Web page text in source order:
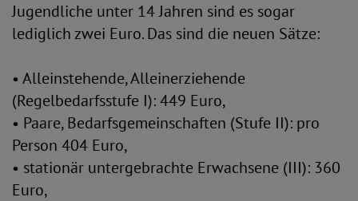
Jugendliche unter 14 Jahren sind es sogar
lediglich zwei Euro. Das sind die neuen Sätze:
• Alleinstehende, Alleinerziehende
(Regelbedarfsstufe I): 449 Euro,
• Paare, Bedarfsgemeinschaften (Stufe II): pro
Person 404 Euro,
• stationär untergebrachte Erwachsene (III): 360
Euro,